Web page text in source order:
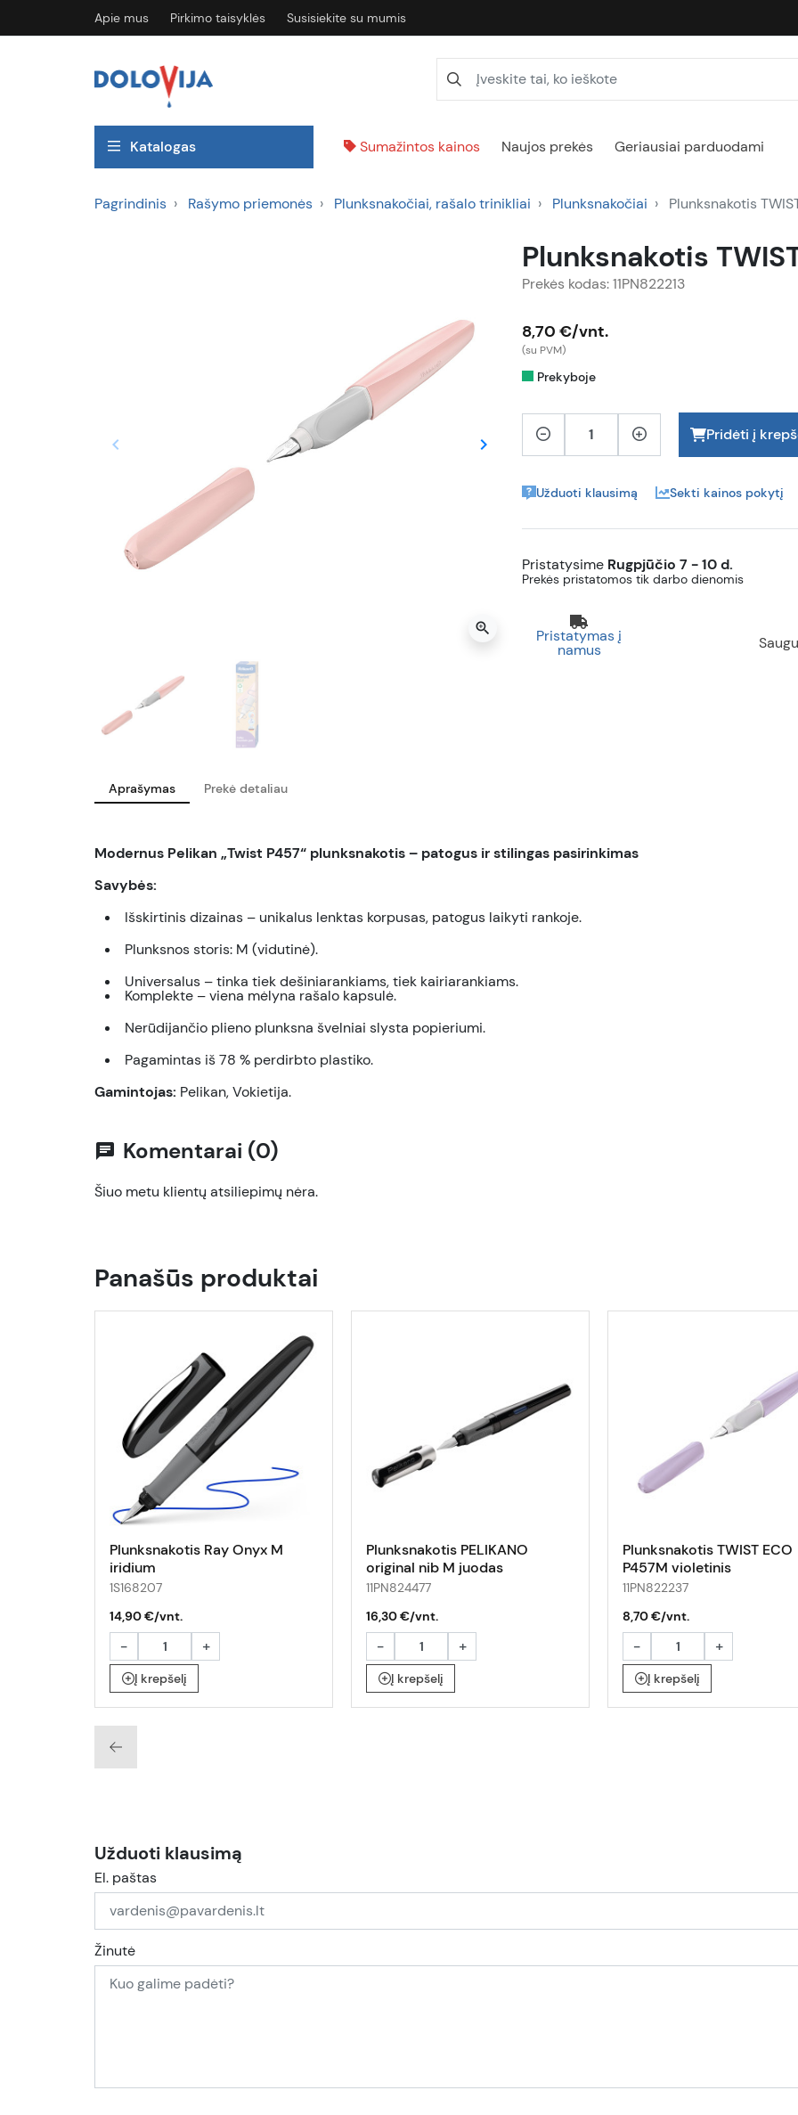
Apie mus Pirkimo taisyklės Susisiekite su mumis
Katalogas Sumažintos kainos Naujos prekės Geriausiai parduodami
Pagrindinis Rašymo priemonės Plunksnakočiai, rašalo trinikliai Plunksnakočiai Plunksnakotis
Ankstesnis
keyboard_arrow_left Tęsti
keyboard_arrow_right
zoom_in
Plunksnakotis
Prekės kodas: 11PN822213
8,70 €/vnt.
(su PVM)
Prekyboje
Pridėti į
Užduoti klausimą Sekti kainos pokytį
Pristatysime Rugpjūčio 7 - 10 d.
Prekės pristatomos tik darbo dienomis
Pristatymas į
namus
Aprašymas Prekė detaliau
Modernus Pelikan „Twist P457“ plunksnakotis – patogus ir stilingas pasirinkimas
Savybės:
Išskirtinis dizainas – unikalus lenktas korpusas, patogus laikyti rankoje.
Plunksnos storis: M (vidutinė).
Universalus – tinka tiek dešiniarankiams, tiek kairiarankiams.
Komplekte – viena mėlyna rašalo kapsulė.
Nerūdijančio plieno plunksna švelniai slysta popieriumi.
Pagamintas iš 78 % perdirbto plastiko.
Gamintojas: Pelikan, Vokietija.
chat Komentarai (0)
Šiuo metu klientų atsiliepimų nėra.
Panašūs produktai
Plunksnakotis Ray Onyx M
iridium
1S168207
14,90 €/vnt.
- +
Į krepšelį
Plunksnakotis PELIKANO
original nib M juodas
11PN824477
16,30 €/vnt.
- +
Į krepšelį
Plunksnakotis TWIST ECO
P457M violetinis
11PN822237
8,70 €/vnt.
- +
Į krepšelį
Užduoti klausimą
El. paštas
Žinutė